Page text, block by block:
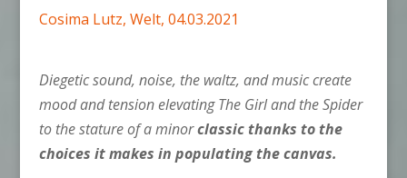
Cosima Lutz, Welt, 04.03.2021
Diegetic sound, noise, the waltz, and music create
mood and tension elevating The Girl and the Spider
to the stature of a minorclassic thanks to the
choices it makes in populating the canvas.